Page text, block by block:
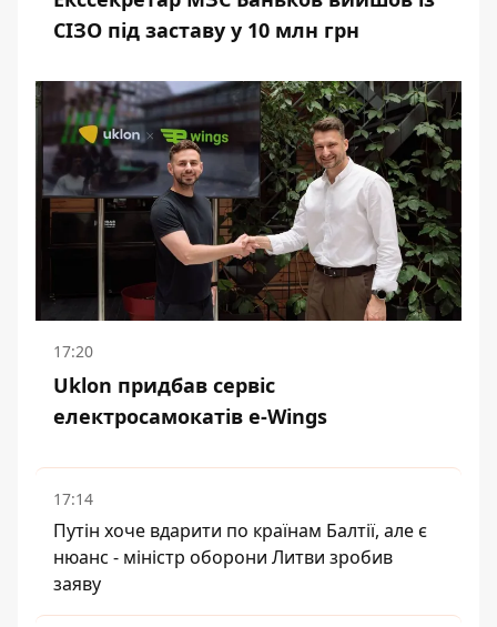
СІЗО під заставу у 10 млн грн
17:20
Uklon придбав сервіс
електросамокатів e-Wings
17:14
Путін хоче вдарити по країнам Балтії, але є
нюанс - міністр оборони Литви зробив
заяву